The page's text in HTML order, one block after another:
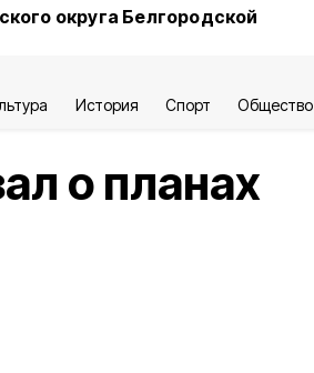
округа Белгородской
История Спорт Общество
о планах